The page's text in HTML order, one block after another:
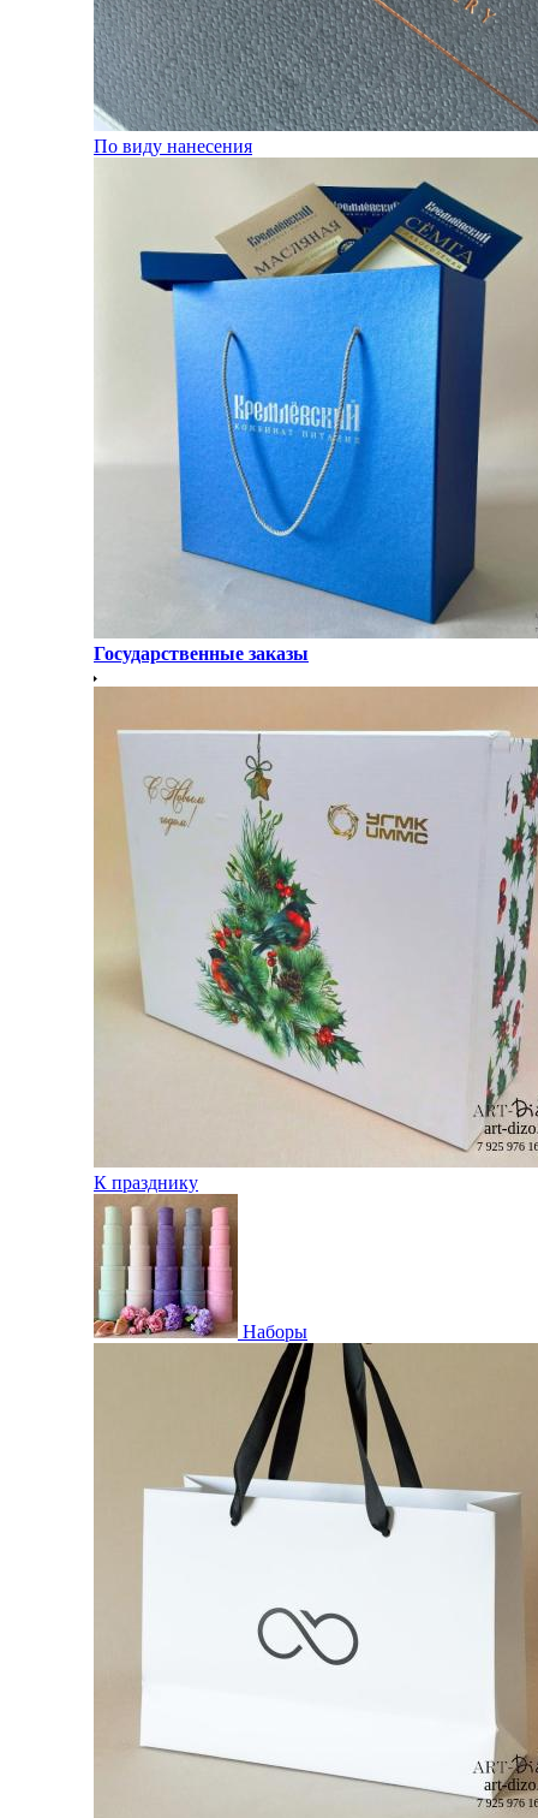
По виду нанесения
Государственные заказы
К празднику
Наборы